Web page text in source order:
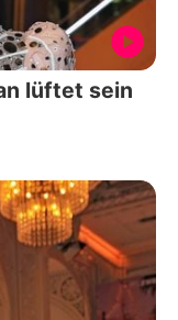
lüftet sein